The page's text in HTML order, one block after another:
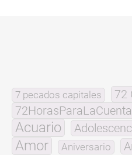
7 pecados capitales
72
Acuario
Amor Aniversario